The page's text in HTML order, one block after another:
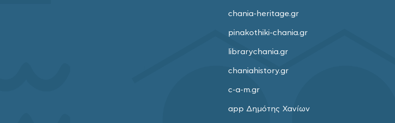
chania-heritage.gr
pinakothiki-chania.gr
librarychania.gr
chaniahistory.gr
c-a-m.gr
app Δημότης Χανίων